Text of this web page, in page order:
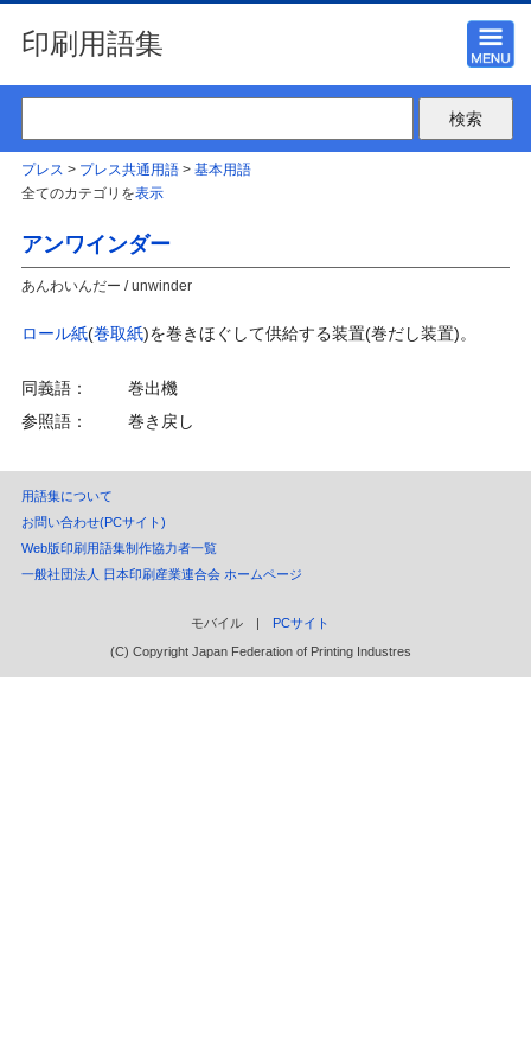
印刷用語集
プレス > プレス共通用語> 基本用語
全てのカテゴリを表示
アンワインダー
あんわいんだー / unwinder
ロール紙(巻取紙)を巻きほぐして供給する装置(巻だし装置)。
同義語：
巻出機
参照語：
巻き戻し
用語集について
お問い合わせ(PCサイト)
Web版印刷用語集制作協力者一覧
一般社団法人 日本印刷産業連合会 ホームページ
モバイル | PCサイト
(C) Copyright Japan Federation of Printing Industres